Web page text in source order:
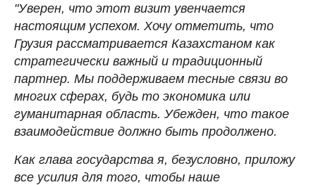
"Уверен, что этот визит увенчается
настоящим успехом. Хочу отметить, что
Грузия рассматривается Казахстаном как
стратегически важный и традиционный
партнер. Мы поддерживаем тесные связи во
многих сферах, будь то экономика или
гуманитарная область. Убежден, что такое
взаимодействие должно быть продолжено.
Как глава государства я, безусловно, приложу
все усилия для того, чтобы наше